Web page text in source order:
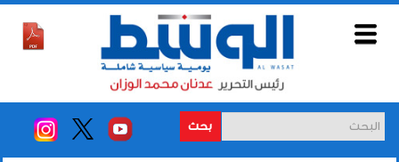
بحث